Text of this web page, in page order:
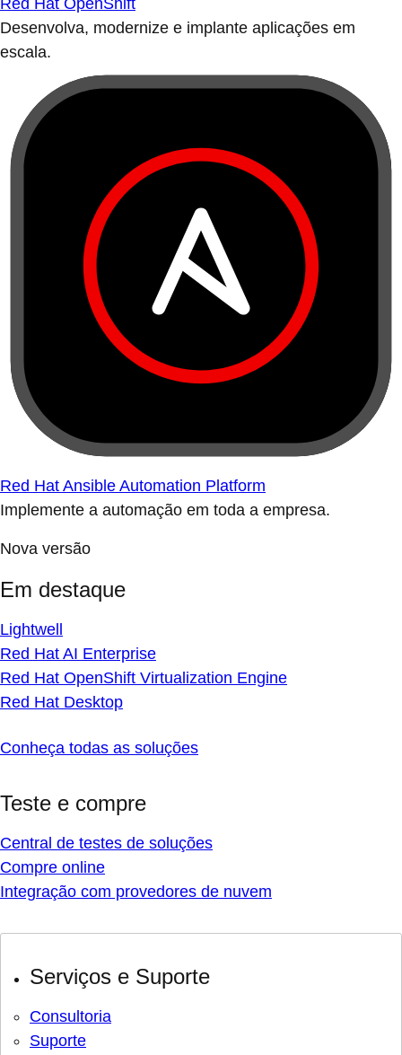
Red Hat OpenShift
Desenvolva, modernize e implante aplicações em
escala.
Red Hat Ansible Automation Platform
Implemente a automação em toda a empresa.
Nova versão
Em destaque
Lightwell
Red Hat AI Enterprise
Red Hat OpenShift Virtualization Engine
Red Hat Desktop
Conheça todas as soluções
Teste e compre
Central de testes de soluções
Compre online
Integração com provedores de nuvem
Serviços e Suporte
Consultoria
Suporte